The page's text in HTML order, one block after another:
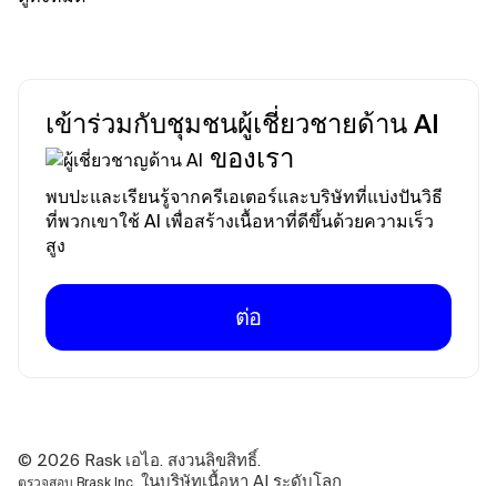
เข้าร่วมกับชุมชนผู้เชี่ยวชายด้าน AI
ของเรา
พบปะและเรียนรู้จากครีเอเตอร์และบริษัทที่แบ่งปันวิธี
ที่พวกเขาใช้ AI เพื่อสร้างเนื้อหาที่ดีขึ้นด้วยความเร็ว
สูง
ต่อ
© 2026 Rask เอไอ. สงวนลิขสิทธิ์.
ตรวจสอบ Brask Inc. ในบริษัทเนื้อหา AI ระดับโลก